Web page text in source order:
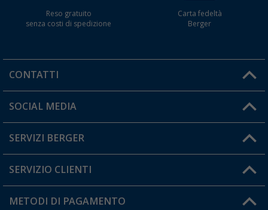
Reso gratuito
senza costi di spedizione
Carta fedeltà
Berger
CONTATTI
Orari di apertura del servizio:
Hai una domanda?
SOCIAL MEDIA
SERVIZI BERGER
Diventare rivenditori
Il mio Account
SERVIZIO CLIENTI
Informazioni sulla spedizione
METODI DI PAGAMENTO